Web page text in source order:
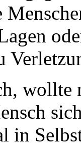
wollte
in